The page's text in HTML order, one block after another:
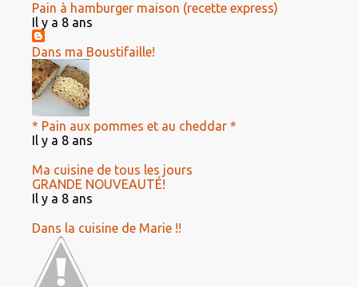
Pain à hamburger maison (recette express)
Il y a 8 ans
Dans ma Boustifaille!
* Pain aux pommes et au cheddar *
Il y a 8 ans
Ma cuisine de tous les jours
GRANDE NOUVEAUTÉ!
Il y a 8 ans
Dans la cuisine de Marie !!